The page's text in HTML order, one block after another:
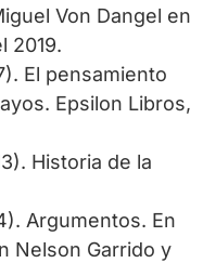
Von Dangel en
2019.
El pensamiento
Epsilon Libros,
Historia de la
Argumentos. En
Nelson Garrido y